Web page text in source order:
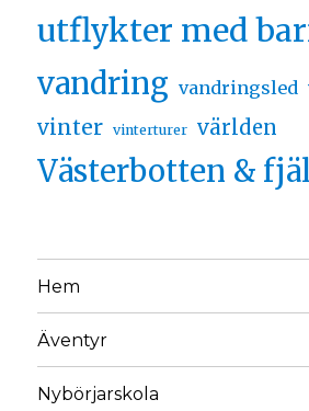
utflykter med
vandring vandringsled
vinter vinterturer världen
Västerbotten &
Hem
Äventyr
Nybörjarskola